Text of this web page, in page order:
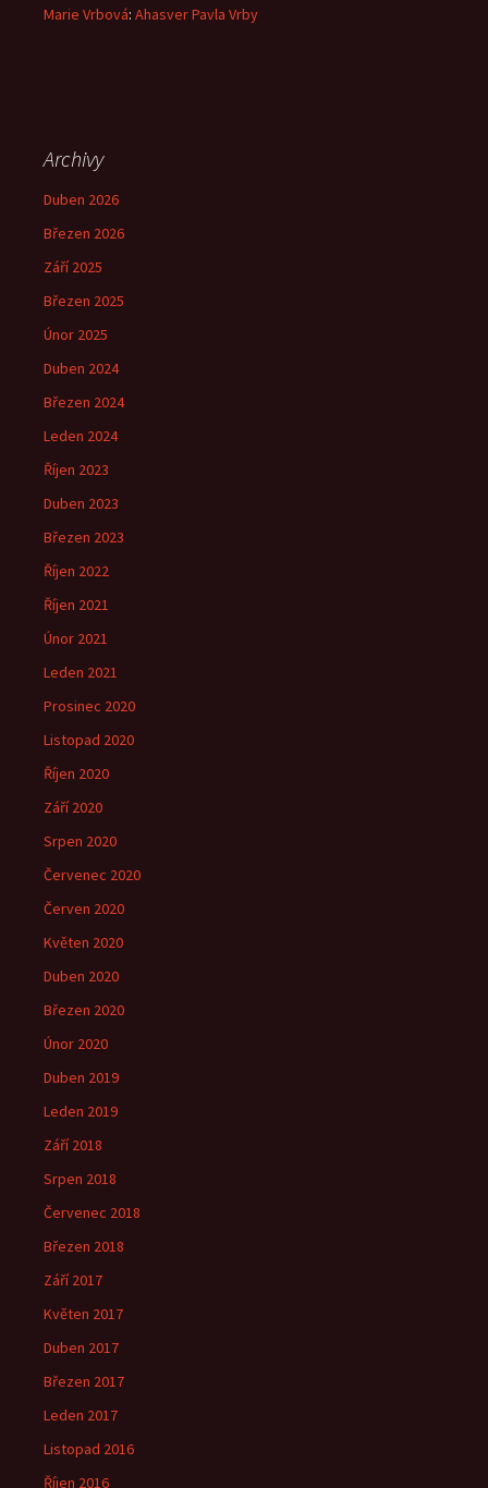
Marie Vrbová: Ahasver Pavla Vrby
Archivy
Duben 2026
Březen 2026
Září 2025
Březen 2025
Únor 2025
Duben 2024
Březen 2024
Leden 2024
Říjen 2023
Duben 2023
Březen 2023
Říjen 2022
Říjen 2021
Únor 2021
Leden 2021
Prosinec 2020
Listopad 2020
Říjen 2020
Září 2020
Srpen 2020
Červenec 2020
Červen 2020
Květen 2020
Duben 2020
Březen 2020
Únor 2020
Duben 2019
Leden 2019
Září 2018
Srpen 2018
Červenec 2018
Březen 2018
Září 2017
Květen 2017
Duben 2017
Březen 2017
Leden 2017
Listopad 2016
Říjen 2016